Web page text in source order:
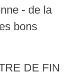
- de la
bons
DE FIN